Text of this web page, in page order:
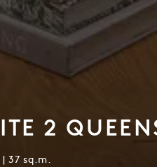
2
37 sq.m.